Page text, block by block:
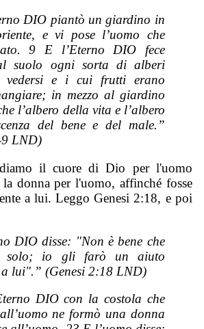
DIO piantò un giardino in
e vi pose l’uomo che
9 E l’Eterno DIO fece
suolo ogni sorta di alberi
vedersi e i cui frutti erano
in mezzo al giardino
l’albero della vita e l’albero
del bene e del male.”
9 LND)
il cuore di Dio per l'uomo
donna per l'uomo, affinché fosse
a lui. Leggo Genesi 2:18, e poi
DIO disse: "Non è bene che
solo; io gli farò un aiuto
a lui".” (Genesi 2:18 LND)
DIO con la costola che
ne formò una donna